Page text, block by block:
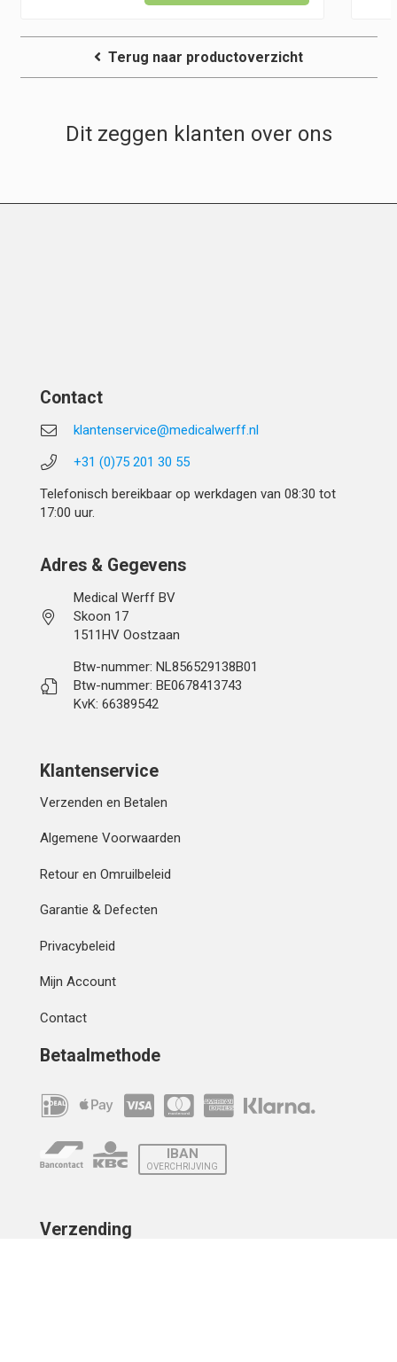
Terug naar productoverzicht
Dit zeggen klanten over ons
Contact
klantenservice@medicalwerff.nl
+31 (0)75 201 30 55
Telefonisch bereikbaar op werkdagen van 08:30 tot
17:00 uur.
Adres & Gegevens
Medical Werff BV
Skoon 17
1511HV Oostzaan
Btw-nummer: NL856529138B01
Btw-nummer: BE0678413743
KvK: 66389542
Klantenservice
Verzenden en Betalen
Algemene Voorwaarden
Retour en Omruilbeleid
Garantie & Defecten
Privacybeleid
Mijn Account
Contact
Betaalmethode
IBAN
OVERCHRIJVING
Verzending